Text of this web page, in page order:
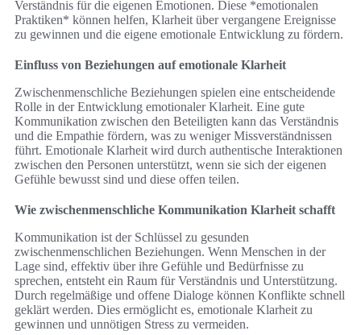
Verständnis für die eigenen Emotionen. Diese *emotionalen
Praktiken* können helfen, Klarheit über vergangene Ereignisse
zu gewinnen und die eigene emotionale Entwicklung zu fördern.
Einfluss von Beziehungen auf emotionale Klarheit
Zwischenmenschliche Beziehungen spielen eine entscheidende
Rolle in der Entwicklung emotionaler Klarheit. Eine gute
Kommunikation zwischen den Beteiligten kann das Verständnis
und die Empathie fördern, was zu weniger Missverständnissen
führt. Emotionale Klarheit wird durch authentische Interaktionen
zwischen den Personen unterstützt, wenn sie sich der eigenen
Gefühle bewusst sind und diese offen teilen.
Wie zwischenmenschliche Kommunikation Klarheit schafft
Kommunikation ist der Schlüssel zu gesunden
zwischenmenschlichen Beziehungen. Wenn Menschen in der
Lage sind, effektiv über ihre Gefühle und Bedürfnisse zu
sprechen, entsteht ein Raum für Verständnis und Unterstützung.
Durch regelmäßige und offene Dialoge können Konflikte schnell
geklärt werden. Dies ermöglicht es, emotionale Klarheit zu
gewinnen und unnötigen Stress zu vermeiden.